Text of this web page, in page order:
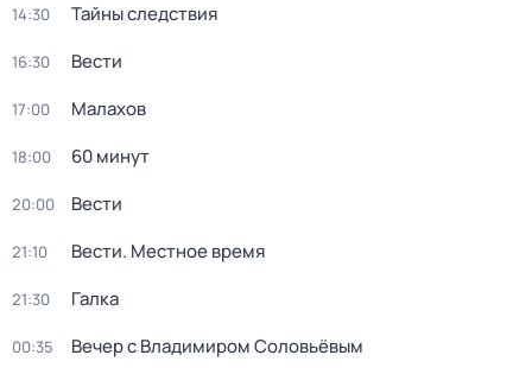
14:30 Тайны следствия
16:30 Вести
17:00 Малахов
18:00 60 минут
20:00 Вести
21:10 Вести. Местное время
21:30 Галка
00:35 Вечер с Владимиром Соловьёвым